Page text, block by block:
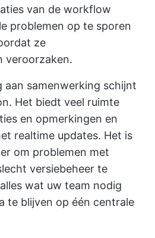
van de workflow
problemen op te sporen
ze
veroorzaken.
aan samenwerking schijnt
Het biedt veel ruimte
en opmerkingen en
realtime updates. Het is
om problemen met
versiebeheer te
wat uw team nodig
te blijven op één centrale